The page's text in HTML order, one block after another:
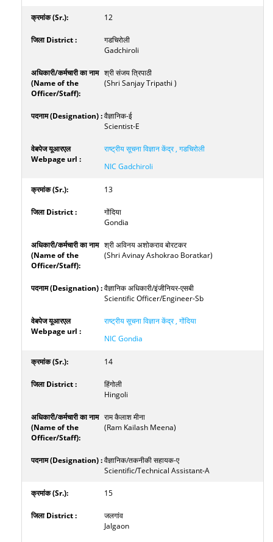
12
गडचिरोली
Gadchiroli
श्री संजय त्रिपाठी
(Shri Sanjay Tripathi )
वैज्ञानिक-ई
Scientist-E
राष्ट्रीय सूचना विज्ञान केंद्र , गडचिरोली
NIC Gadchiroli
13
गोंदिया
Gondia
श्री अविनय अशोकराव बोरटकर
(Shri Avinay Ashokrao Boratkar)
वैज्ञानिक अधिकारी/इंजीनियर-एसबी
Scientific Officer/Engineer-Sb
राष्ट्रीय सूचना विज्ञान केंद्र , गोंदिया
NIC Gondia
14
हिंगोली
Hingoli
राम कैलाश मीना
(Ram Kailash Meena)
वैज्ञानिक/तकनीकी सहायक-ए
Scientific/Technical Assistant-A
15
जलगांव
Jalgaon